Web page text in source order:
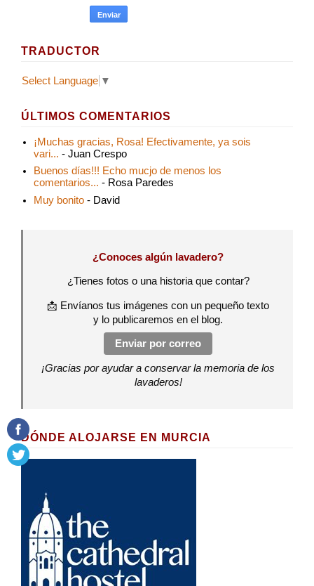
TRADUCTOR
Select Language ▼
ÚLTIMOS COMENTARIOS
¡Muchas gracias, Rosa! Efectivamente, ya sois
vari... - Juan Crespo
Buenos días!!! Echo mucjo de menos los
comentarios... - Rosa Paredes
Muy bonito - David
¿Conoces algún lavadero?
¿Tienes fotos o una historia que contar?
📩 Envíanos tus imágenes con un pequeño texto
y lo publicaremos en el blog.
Enviar por correo
¡Gracias por ayudar a conservar la memoria de los
lavaderos!
DÓNDE ALOJARSE EN MURCIA